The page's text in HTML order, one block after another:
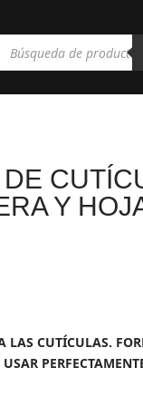
Y
LAS CUTÍCULAS.